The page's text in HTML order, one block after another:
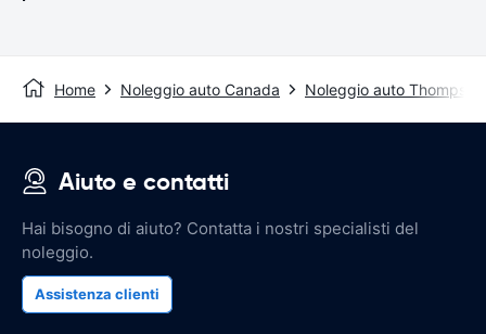
Home Noleggio auto Canada Noleggio auto Thompson
Aiuto e contatti
Hai bisogno di aiuto? Contatta i nostri specialisti del
noleggio.
Assistenza clienti